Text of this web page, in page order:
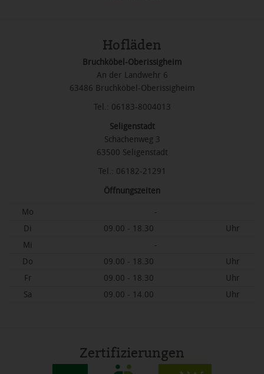
Hofläden
Bruchköbel-Oberissigheim
An der Landwehr 6
63486 Bruchköbel-Oberissigheim
Tel.: 06183-8004013
Seligenstadt
Schachenweg 3
63500 Seligenstadt
Tel.: 06182-21291
Öffnungszeiten
Mo
-
Di
09.00 - 18.30
Uhr
Mi
-
Do
09.00 - 18.30
Uhr
Fr
09.00 - 18.30
Uhr
Sa
09.00 - 14.00 Uhr
Zertifizierungen